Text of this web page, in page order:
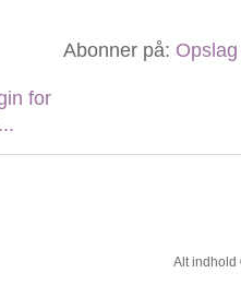
Abonner på:
Alt indhold